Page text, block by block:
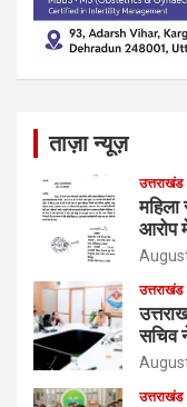
ताज़ा न्यूज़
उत्तराखंड
आरोप
उत्तराखंड
सचिव
उत्तराखंड